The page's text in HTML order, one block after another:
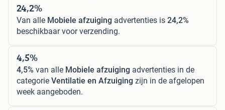
24,2%
Van alle Mobiele afzuiging advertenties is 24,2%
beschikbaar voor verzending.
4,5%
4,5% van alle Mobiele afzuiging advertenties in de
categorie Ventilatie en Afzuiging zijn in de afgelopen
week aangeboden.